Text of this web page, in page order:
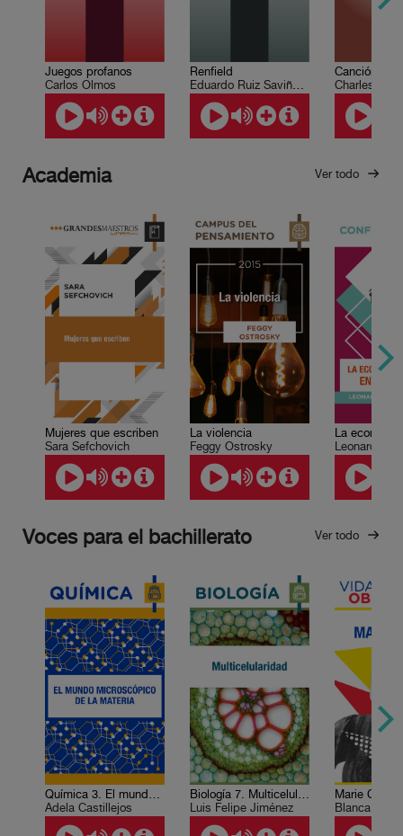
Juegos profanos
Carlos Olmos
Renfield
Eduardo Ruiz Saviñón, Roberto Coria
Canción de
Charles
Academia Ver todo
Mujeres que escriben
Sara Sefchovich
La violencia
Feggy Ostrosky
Voces para el bachillerato Ver todo
Química 3. El mundo microscópico de la materia
Adela Castillejos
Biología 7. Multicelularidad
Luis Felipe Jiménez
Marie Curie